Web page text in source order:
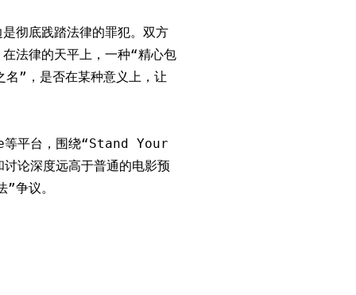
彻底践踏法律的罪犯。双方
法律的天平上，一种“精心包
”，是否在某种意义上，让
等平台，围绕“Stand Your
论深度远高于普通的电影预
争议。